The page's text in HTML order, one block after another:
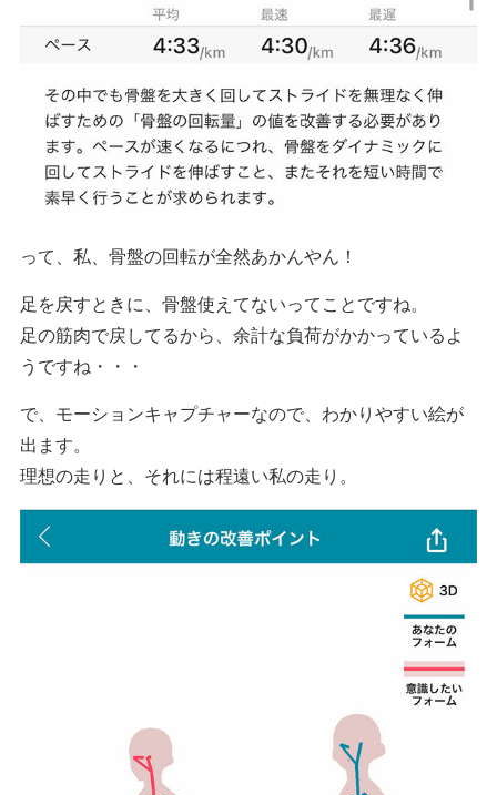
って、私、骨盤の回転が全然あかんやん！
足を戻すときに、骨盤使えてないってことですね。
足の筋肉で戻してるから、余計な負荷がかかっているよ
うですね・・・
で、モーションキャプチャーなので、わかりやすい絵が
出ます。
理想の走りと、それには程遠い私の走り。